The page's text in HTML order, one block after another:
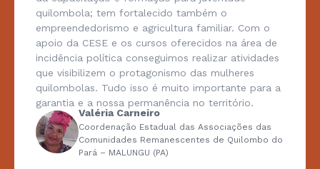
quilombola; tem fortalecido também o
empreendedorismo e agricultura familiar. Com o
apoio da CESE e os cursos oferecidos na área de
incidência política conseguimos realizar atividades
que visibilizem o protagonismo das mulheres
quilombolas. Tudo isso é muito importante para a
garantia e a nossa permanência no território.
Valéria Carneiro
Coordenação Estadual das Associações das
Comunidades Remanescentes de Quilombo do
Pará – MALUNGU (PA)